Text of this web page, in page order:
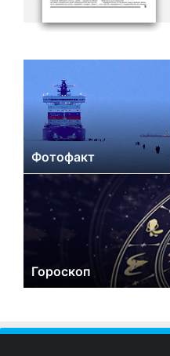
Фотофакт
Гороскоп